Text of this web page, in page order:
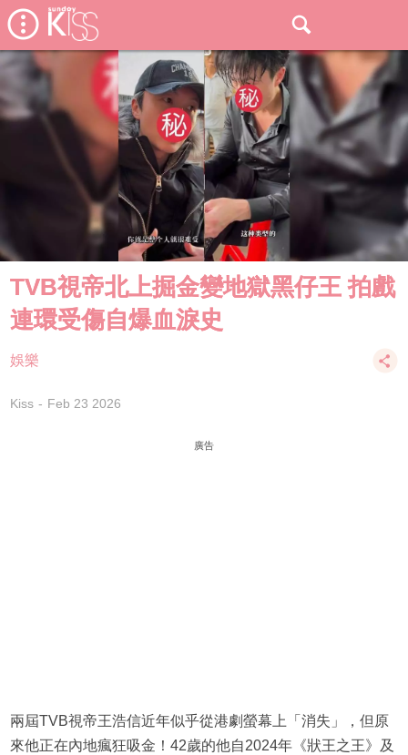
TVB視帝北上掘金變地獄黑仔王 拍戲
連環受傷自爆血淚史
娛樂
Kiss Feb 23 2026
廣告
兩屆TVB視帝王浩信近年似乎從港劇螢幕上「消失」，但原
來他正在內地瘋狂吸金！42歲的他自2024年《狀王之王》及